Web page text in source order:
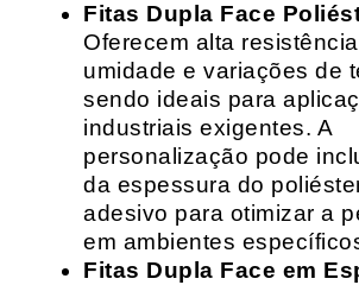
Fitas Dupla Face
Oferecem alta
umidade e variações de
sendo ideais para
industriais exigentes. A
personalização pode
da espessura do
adesivo para otimizar a
em ambientes
Fitas Dupla Face em